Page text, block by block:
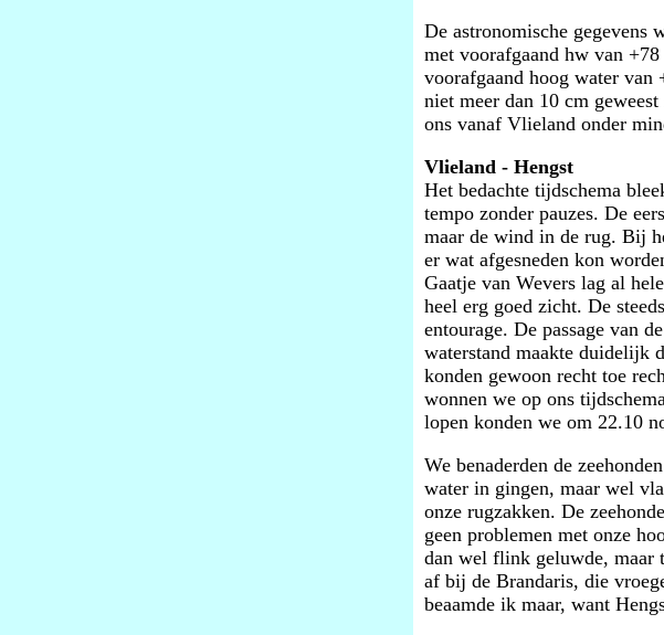
De astronomische gegevens
met voorafgaand hw van
voorafgaand hoog water
niet meer dan 10 cm
ons vanaf Vlieland onder
Vlieland - Hengst
Het bedachte tijdschema
tempo zonder pauzes. De
maar de wind in de rug. Bij
er wat afgesneden kon
Gaatje van Wevers lag al
heel erg goed zicht. De
entourage. De passage van
waterstand maakte duidelijk
konden gewoon recht toe
wonnen we op ons
lopen konden we om 22.10
We benaderden de
water in gingen, maar wel
onze rugzakken. De
geen problemen met onze
dan wel flink geluwde,
af bij de Brandaris, die
beaamde ik maar, want